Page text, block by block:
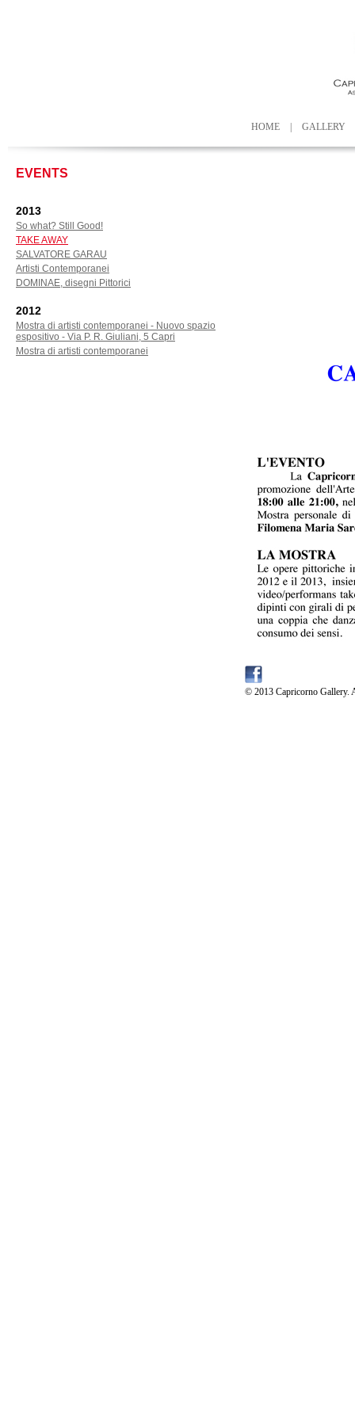
HOME GALLERY
EVENTS
2013
So what? Still Good!
TAKE AWAY
SALVATORE GARAU
Artisti Contemporanei
DOMINAE, disegni Pittorici
2012
Mostra di artisti contemporanei - Nuovo spazio
espositivo - Via P. R. Giuliani, 5 Capri
Mostra di artisti contemporanei
© 2013 Capricorno Gallery.